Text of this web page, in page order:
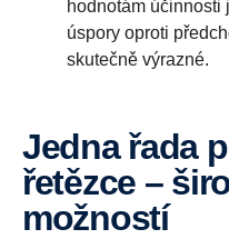
hodnotám účinnosti
úspory oproti
skutečně výrazné.
Jedna řada pohonného
řetězce –
možností